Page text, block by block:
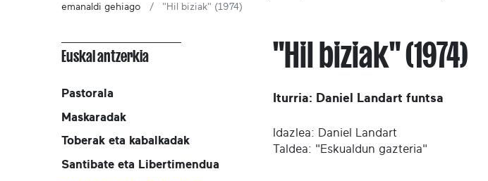
emanaldi gehiago
"Hil biziak" (1974)
"Hil biziak" (1974)
Iturria: Daniel Landart funtsa
Idazlea: Daniel Landart
Taldea: "Eskualdun gazteria"
Euskal antzerkia
Pastorala
Maskaradak
Toberak eta kabalkadak
Santibate eta Libertimendua